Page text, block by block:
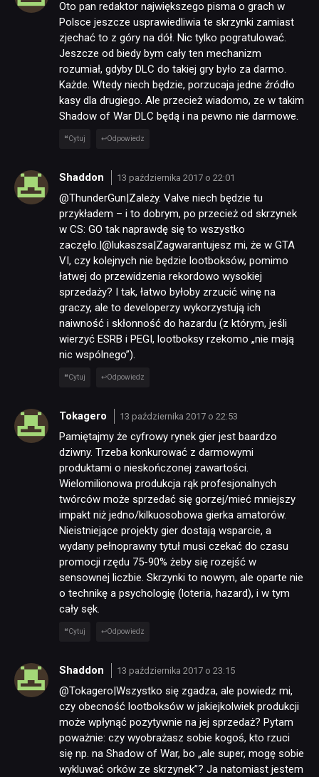
Oto pan redaktor największego pisma o grach w
Polsce jeszcze usprawiedliwia te skrzynki zamiast
zjechać to z góry na dół. Nic tylko pogratulować.
Jeszcze od biedy bym cały ten mechanizm
rozumiał, gdyby DLC do takiej gry było za darmo.
Każde. Wtedy niech będzie, porzucaja jedne źródło
kasy dla drugiego. Ale przecież wiadomo, ze w takim
Shadow of War DLC będą i na pewno nie darmowe.
Cytuj Odpowiedz
Shaddon 13 października 2017 o 22:01
@ThunderGun|Zależy. Valve niech będzie tu
przykładem – i to dobrym, po przecież od skrzynek
w CS: GO tak naprawdę się to wszystko
zaczęło.|@lukaszsa|Zagwarantujesz mi, że w GTA
VI, czy kolejnych nie będzie lootboksów, pomimo
łatwej do przewidzenia rekordowo wysokiej
sprzedaży? I tak, łatwo byłoby zrzucić winę na
graczy, ale to developerzy wykorzystują ich
naiwność i skłonność do hazardu (z którym, jeśli
wierzyć ESRB i PEGI, lootboksy rzekomo „nie mają
nic wspólnego”).
Cytuj Odpowiedz
Tokagero 13 października 2017 o 22:53
Pamiętajmy że cyfrowy rynek gier jest baardzo
dziwny. Trzeba konkurować z darmowymi
produktami o nieskończonej zawartości.
Wielomilionowa produkcja rąk profesjonalnych
twórców może sprzedać się gorzej/mieć mniejszy
impakt niż jedno/kilkuosobowa gierka amatorów.
Nieistniejące projekty gier dostają wsparcie, a
wydany pełnoprawny tytuł musi czekać do czasu
promocji rzędu 75-90% żeby się rozejść w
sensownej liczbie. Skrzynki to nowym, ale oparte nie
o technikę a psychologię (loteria, hazard), i w tym
cały sęk.
Cytuj Odpowiedz
Shaddon 13 października 2017 o 23:15
@Tokagero|Wszystko się zgadza, ale powiedz mi,
czy obecność lootboksów w jakiejkolwiek produkcji
może wpłynąć pozytywnie na jej sprzedaż? Pytam
poważnie: czy wyobrażasz sobie kogoś, kto rzuci
się np. na Shadow of War, bo „ale super, mogę sobie
wykluwać orków ze skrzynek”? Ja natomiast jestem